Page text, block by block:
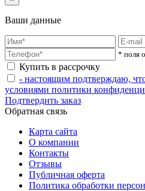
Ваши данные
* поля
Купить в рассрочку
- настоящим подтверждаю,
условиями политики
Подтвердить заказ
Обратная связь
Карта сайта
О компании
Контакты
Отзывы
Публичная оферта
Политика обработки